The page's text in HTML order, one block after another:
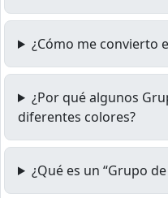
¿Cómo me convierto
¿Por qué algunos
diferentes colores?
¿Qué es un “Grupo